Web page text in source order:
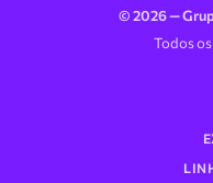
© 2026 —
Todos